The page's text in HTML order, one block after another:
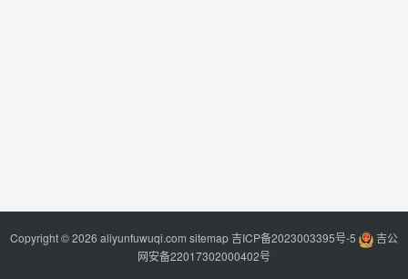
Copyright © 2026 aliyunfuwuqi.com sitemap吉ICP备2023003395号-5
吉公
网安备22017302000402号